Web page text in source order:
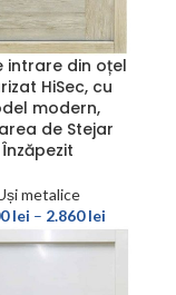
intrare din oțel
HiSec, cu
modern,
de Stejar
Înzăpezit
metalice
lei – 2.860lei